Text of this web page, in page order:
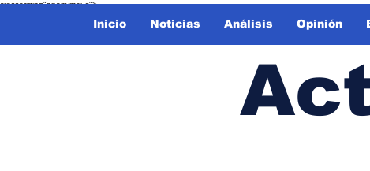
crossorigin="anonymous">
Inicio Noticias Análisis Opinión